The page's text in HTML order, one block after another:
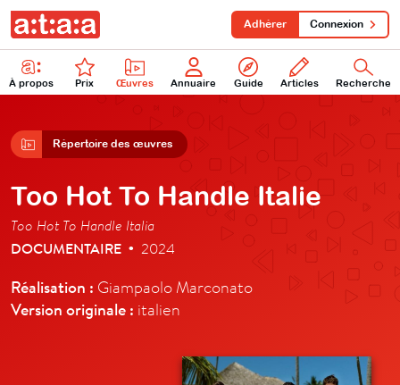
À propos Prix Œuvres Annuaire Guide Articles Recherche
Adhérer Connexion
Répertoire des œuvres
Too Hot To Handle Italie
Too Hot To Handle Italia
DOCUMENTAIRE • 2024
Réalisation : Giampaolo Marconato
Version originale : italien